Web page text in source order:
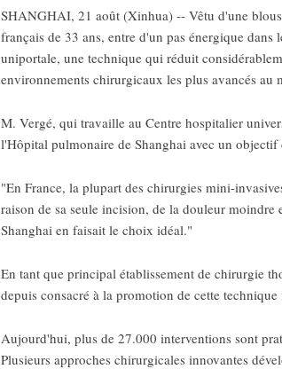
SHANGHAI, 21 août (Xinhua) -- Vêtu d'une
français de 33 ans, entre d'un pas énergique
uniportale, une technique qui réduit
environnements chirurgicaux les plus avancés
M. Vergé, qui travaille au Centre hospitalier
l'Hôpital pulmonaire de Shanghai avec un
"En France, la plupart des chirurgies mini-
raison de sa seule incision, de la douleur
Shanghai en faisait le choix idéal."
En tant que principal établissement de chirurgie
depuis consacré à la promotion de cette technique
Aujourd'hui, plus de 27.000 interventions sont
Plusieurs approches chirurgicales innovantes